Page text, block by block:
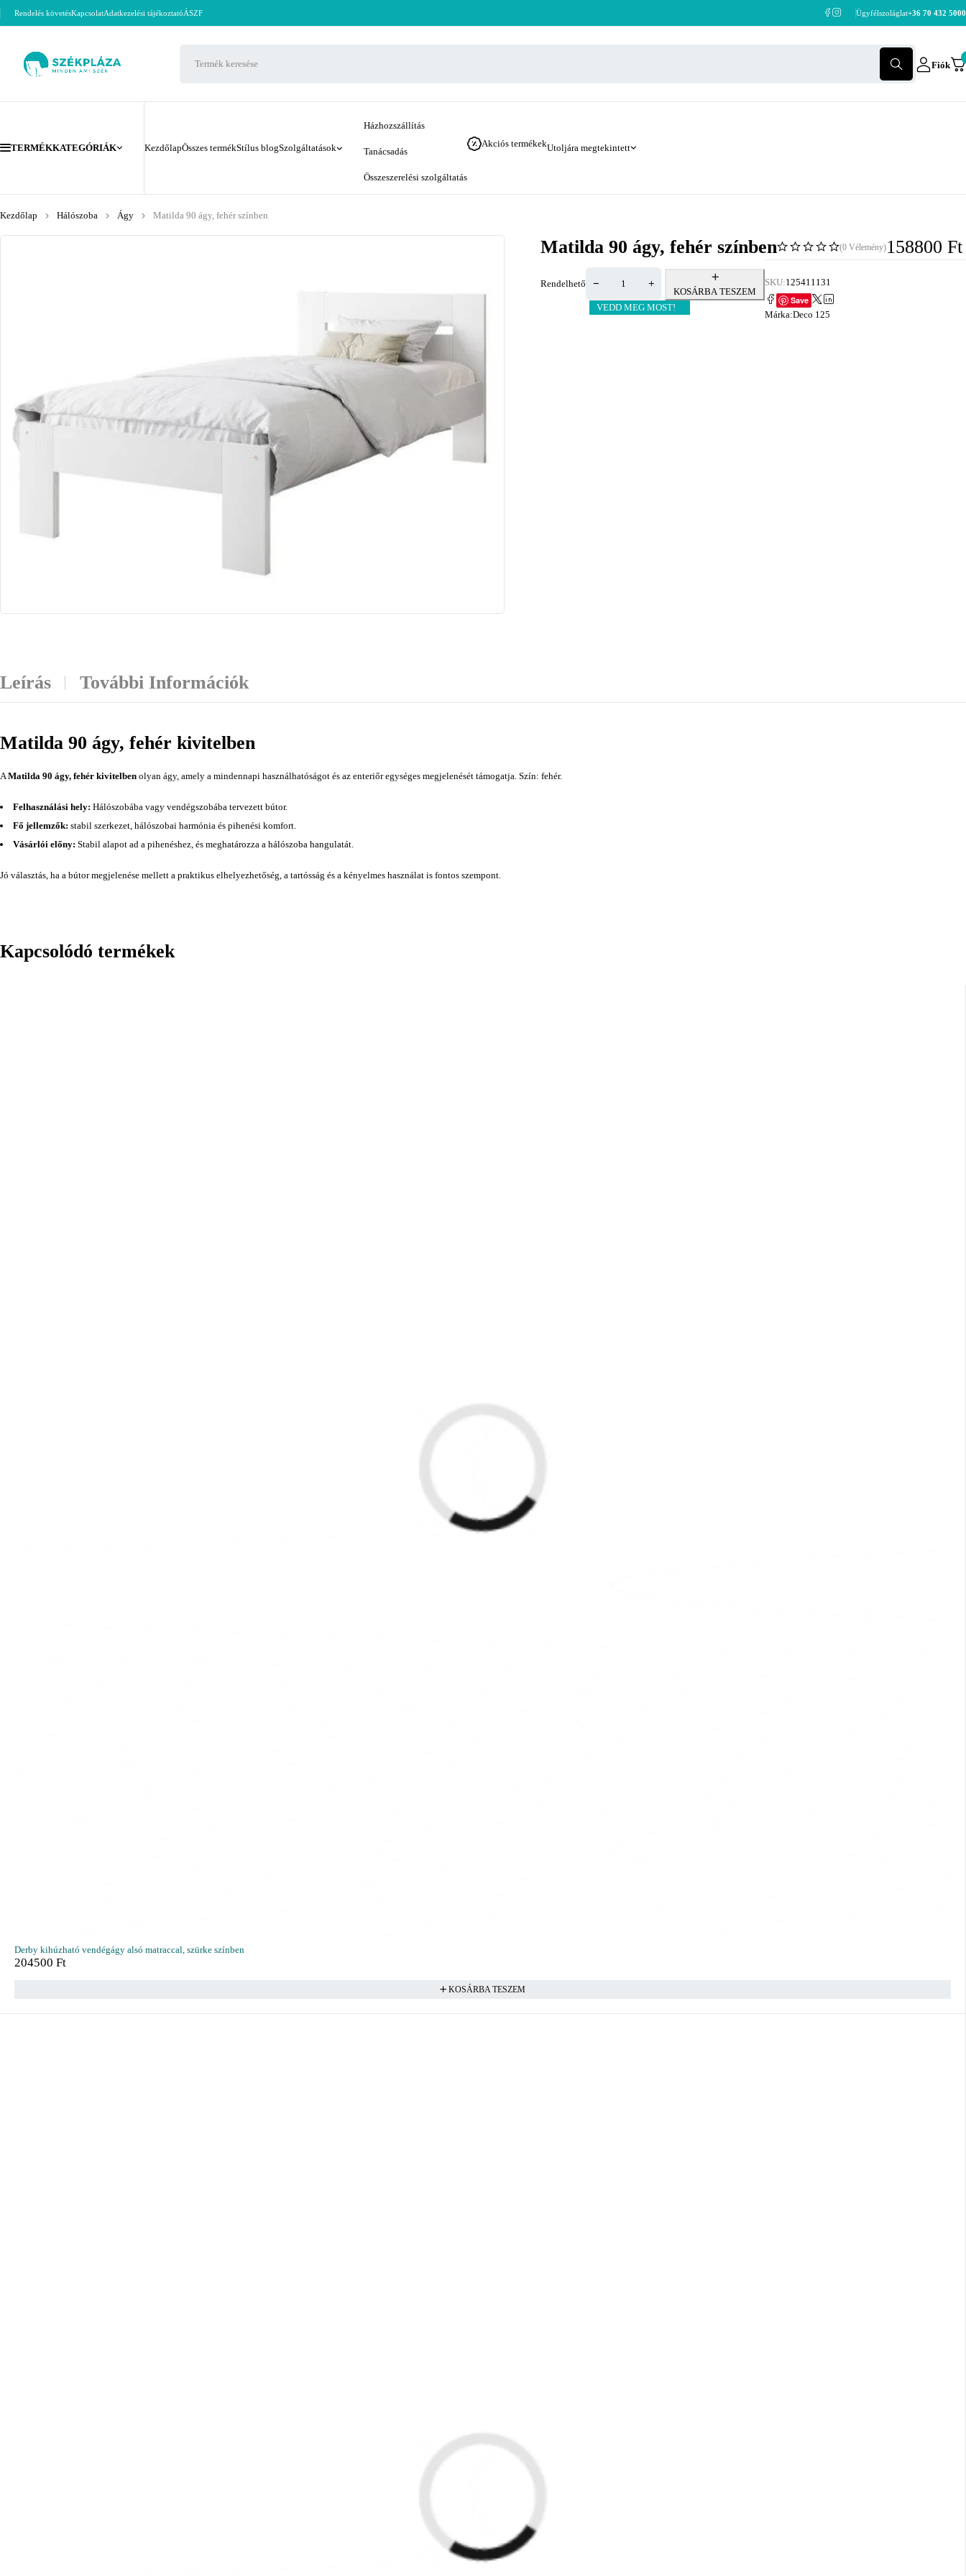
Rendelés követésKapcsolatAdatkezelési tájékoztatóÁSZF Ügyfélszoláglat+36 70 432 5000
Fiók
TERMÉKKATEGÓRIÁK KezdőlapÖsszes termékStílus blogSzolgáltatások
Házhozszállítás
Tanácsadás
Összeszerelési szolgáltatás
Akciós termékekUtoljára megtekintett
Kezdőlap Hálószoba Ágy Matilda 90 ágy, fehér színben
Matilda 90 ágy, fehér színben (0 Vélemény)158800 Ft
Rendelhető
KOSÁRBA TESZEM
VEDD MEG MOST!
SKU:125411131
Save
Márka:Deco 125
Leírás További Információk
Matilda 90 ágy, fehér kivitelben
AMatilda 90 ágy, fehér kivitelben olyan ágy, amely a mindennapi használhatóságot és az enteriőr egységes megjelenését támogatja. Szín: fehér.
Felhasználási hely: Hálószobába vagy vendégszobába tervezett bútor.
Fő jellemzők: stabil szerkezet, hálószobai harmónia és pihenési komfort.
Vásárlói előny: Stabil alapot ad a pihenéshez, és meghatározza a hálószoba hangulatát.
Jó választás, ha a bútor megjelenése mellett a praktikus elhelyezhetőség, a tartósság és a kényelmes használat is fontos szempont.
Kapcsolódó termékek
Derby kihúzható vendégágy alsó matraccal, szürke színben
204500 Ft
KOSÁRBA TESZEM